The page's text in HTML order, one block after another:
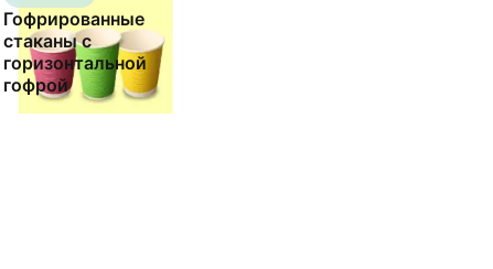
Гофрированные
стаканы с
горизонтальной
гофрой